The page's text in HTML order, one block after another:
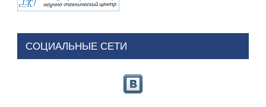
СОЦИАЛЬНЫЕ СЕТИ